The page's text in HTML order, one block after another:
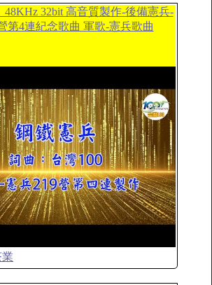
48KHz 32bit 高音質製作-後備憲兵-
第4連紀念歌曲 軍歌-憲兵歌曲